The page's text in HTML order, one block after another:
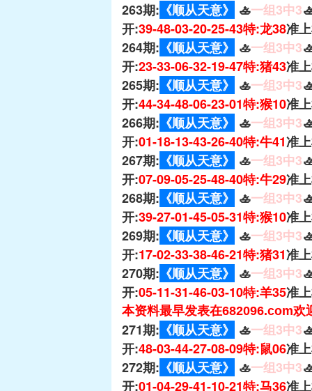
263期: 《顺从天意》 🚣一组3中3
开:39-48-03-20-25-43特:龙38准
264期: 《顺从天意》 🚣一组3中3
开:23-33-06-32-19-47特:猪43准
265期: 《顺从天意》 🚣一组3中3
开:44-34-48-06-23-01特:猴10准
266期: 《顺从天意》 🚣一组3中3
开:01-18-13-43-26-40特:牛41准
267期: 《顺从天意》 🚣一组3中3
开:07-09-05-25-48-40特:牛29准
268期: 《顺从天意》 🚣一组3中3
开:39-27-01-45-05-31特:猴10准
269期: 《顺从天意》 🚣一组3中3
开:17-02-33-38-46-21特:猪31准
270期: 《顺从天意》 🚣一组3中3
开:05-11-31-46-03-10特:羊35准
本资料最早发表在682096.com欢
271期: 《顺从天意》 🚣一组3中3
开:48-03-44-27-08-09特:鼠06准
272期: 《顺从天意》 🚣一组3中3
开:01-04-29-41-10-21特:马36准